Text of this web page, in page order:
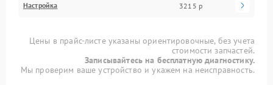
Настройка 3215 р
Цены в прайс-листе указаны ориентировочные, без учета
стоимости запчастей.
Записывайтесь на бесплатную диагностику.
Мы проверим ваше устройство и укажем на неисправность.